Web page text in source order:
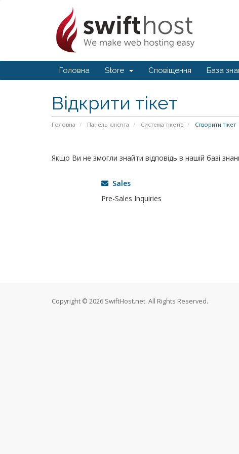
Головна Store Сповіщення База
Відкрити тікет
Головна Панель клієнта Система тікетів Створити тікет
Якщо Ви не змогли знайти відповідь в нашій базі
Sales
Pre-Sales Inquiries
Copyright © 2026 SwiftHost.net. All Rights Reserved.